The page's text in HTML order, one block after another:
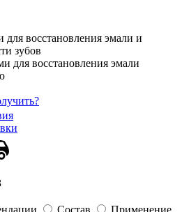
для восстановления эмали и
зубов
Состав Применение